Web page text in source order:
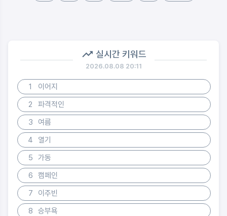
실시간 키워드
2026.08.08 20:11
1
이어지
2
파격적인
3
여름
4
열기
5
가동
6
캠페인
7
이주빈
8
승부욕